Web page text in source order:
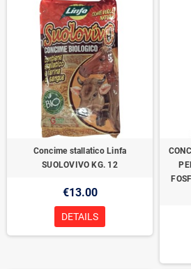
Concime stallatico Linfa
SUOLOVIVO KG. 12
€13.00
DETAILS